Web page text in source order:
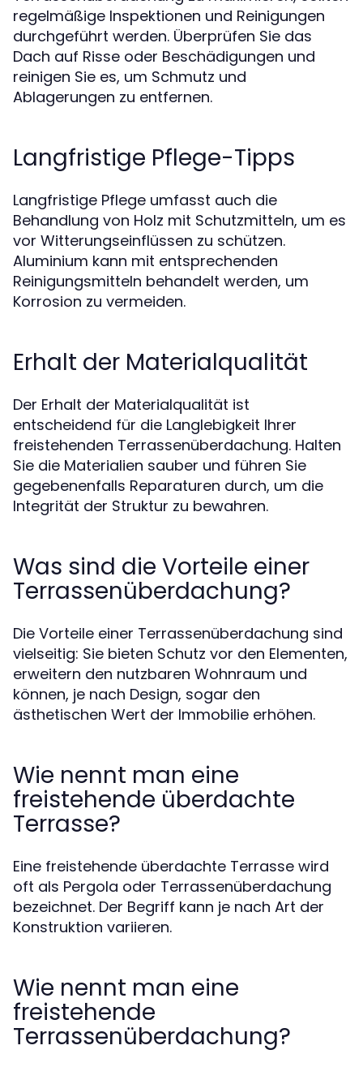
regelmäßige Inspektionen und Reinigungen
durchgeführt werden. Überprüfen Sie das
Dach auf Risse oder Beschädigungen und
reinigen Sie es, um Schmutz und
Ablagerungen zu entfernen.
Langfristige Pflege-Tipps
Langfristige Pflege umfasst auch die
Behandlung von Holz mit Schutzmitteln, um es
vor Witterungseinflüssen zu schützen.
Aluminium kann mit entsprechenden
Reinigungsmitteln behandelt werden, um
Korrosion zu vermeiden.
Erhalt der Materialqualität
Der Erhalt der Materialqualität ist
entscheidend für die Langlebigkeit Ihrer
freistehenden Terrassenüberdachung. Halten
Sie die Materialien sauber und führen Sie
gegebenenfalls Reparaturen durch, um die
Integrität der Struktur zu bewahren.
Was sind die Vorteile einer
Terrassenüberdachung?
Die Vorteile einer Terrassenüberdachung sind
vielseitig: Sie bieten Schutz vor den Elementen,
erweitern den nutzbaren Wohnraum und
können, je nach Design, sogar den
ästhetischen Wert der Immobilie erhöhen.
Wie nennt man eine
freistehende überdachte
Terrasse?
Eine freistehende überdachte Terrasse wird
oft als Pergola oder Terrassenüberdachung
bezeichnet. Der Begriff kann je nach Art der
Konstruktion variieren.
Wie nennt man eine
freistehende
Terrassenüberdachung?